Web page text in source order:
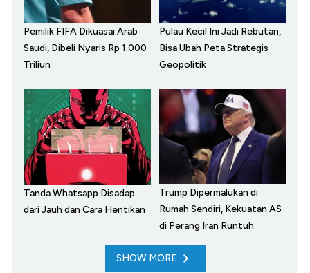
Pemilik FIFA Dikuasai Arab
Saudi, Dibeli Nyaris Rp 1.000
Triliun
Pulau Kecil Ini Jadi Rebutan,
Bisa Ubah Peta Strategis
Geopolitik
Tanda Whatsapp Disadap
dari Jauh dan Cara Hentikan
Trump Dipermalukan di
Rumah Sendiri, Kekuatan AS
di Perang Iran Runtuh
SHOW MORE